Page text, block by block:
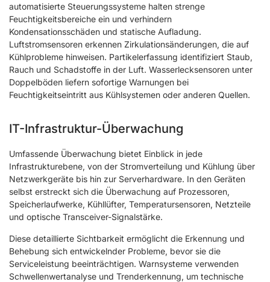
automatisierte Steuerungssysteme halten strenge
Feuchtigkeitsbereiche ein und verhindern
Kondensationsschäden und statische Aufladung.
Luftstromsensoren erkennen Zirkulationsänderungen, die auf
Kühlprobleme hinweisen. Partikelerfassung identifiziert Staub,
Rauch und Schadstoffe in der Luft. Wasserlecksensoren unter
Doppelböden liefern sofortige Warnungen bei
Feuchtigkeitseintritt aus Kühlsystemen oder anderen Quellen.
IT-Infrastruktur-Überwachung
Umfassende Überwachung bietet Einblick in jede
Infrastrukturebene, von der Stromverteilung und Kühlung über
Netzwerkgeräte bis hin zur Serverhardware. In den Geräten
selbst erstreckt sich die Überwachung auf Prozessoren,
Speicherlaufwerke, Kühllüfter, Temperatursensoren, Netzteile
und optische Transceiver-Signalstärke.
Diese detaillierte Sichtbarkeit ermöglicht die Erkennung und
Behebung sich entwickelnder Probleme, bevor sie die
Serviceleistung beeinträchtigen. Warnsysteme verwenden
Schwellenwertanalyse und Trenderkennung, um technische